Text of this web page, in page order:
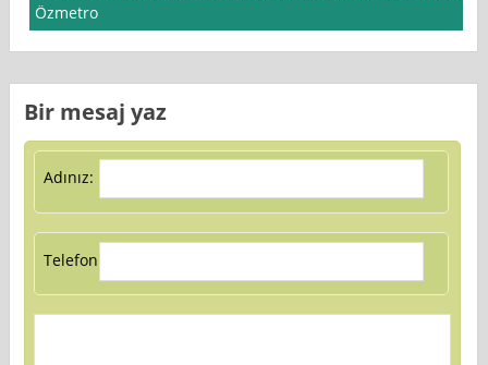
Özmetro
Bir mesaj yaz
Adınız:
Telefon: